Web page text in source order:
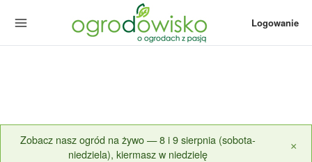
Logowanie
Zobacz nasz ogród na żywo — 8 i 9 sierpnia (sobota-
niedziela), kiermasz w niedzielę
×